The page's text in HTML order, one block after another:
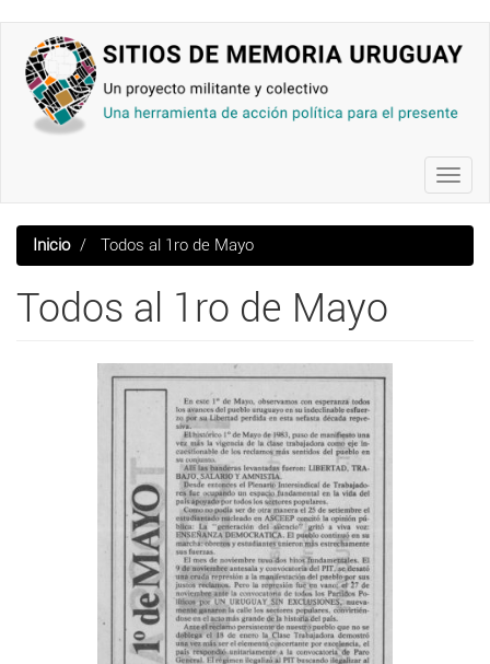
contenido
principal
Inicio Todos al 1ro de Mayo
Todos al 1ro de Mayo